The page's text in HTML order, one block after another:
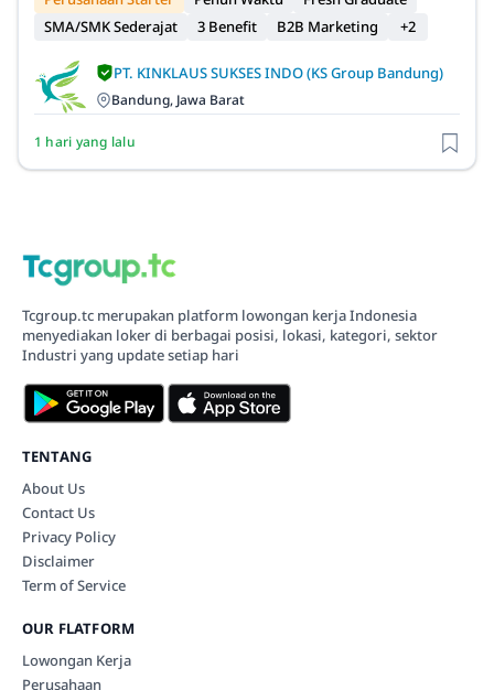
SMA/SMK Sederajat
3 Benefit B2B Marketing +2
PT. KINKLAUS SUKSES INDO (KS Group Bandung)
Bandung, Jawa Barat
1 hari yang lalu
Tcgroup.tc merupakan platform lowongan kerja Indonesia
menyediakan loker di berbagai posisi, lokasi, kategori, sektor
Industri yang update setiap hari
TENTANG
About Us
Contact Us
Privacy Policy
Disclaimer
Term of Service
OUR FLATFORM
Lowongan Kerja
Perusahaan